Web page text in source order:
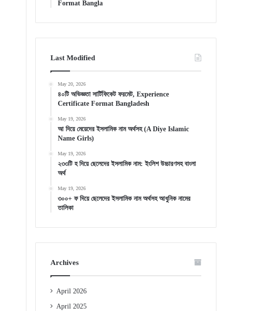
Format Bangla
Last Modified
May 20, 2026
৪০টি অভিজ্ঞতা সার্টিফিকেট ফরমেট, Experience
Certificate Format Bangladesh
May 19, 2026
আ দিয়ে মেয়েদের ইসলামিক নাম অর্থসহ (A Diye Islamic
Name Girls)
May 19, 2026
২৩৩টি হ দিয়ে ছেলেদের ইসলামিক নাম: ইংলিশ উচ্চারণসহ বাংলা
অর্থ
May 19, 2026
৩০০+ ফ দিয়ে ছেলেদের ইসলামিক নাম অর্থসহ আধুনিক নামের
তালিকা
Archives
April 2026
April 2025